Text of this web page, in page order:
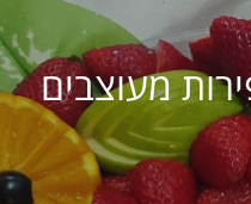
מעוצבים